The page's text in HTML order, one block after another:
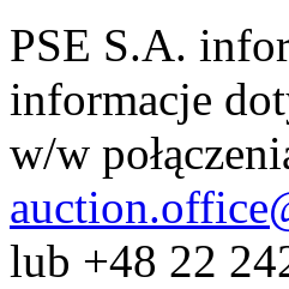
PSE S.A.
informacje
w/w
lub +48 22